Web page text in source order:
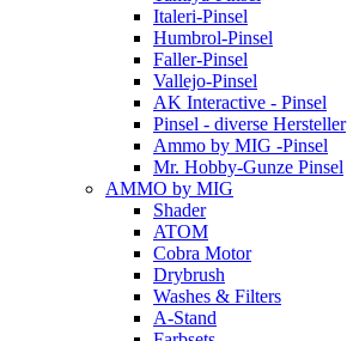
Italeri-Pinsel
Humbrol-Pinsel
Faller-Pinsel
Vallejo-Pinsel
AK Interactive - Pinsel
Pinsel - diverse Hersteller
Ammo by MIG -Pinsel
Mr. Hobby-Gunze Pinsel
AMMO by MIG
Shader
ATOM
Cobra Motor
Drybrush
Washes & Filters
A-Stand